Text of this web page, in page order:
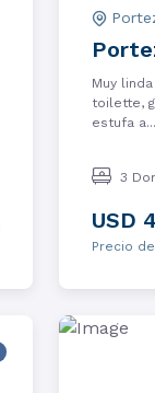
Muy
toilette,
estufa a...
3
USD
Precio